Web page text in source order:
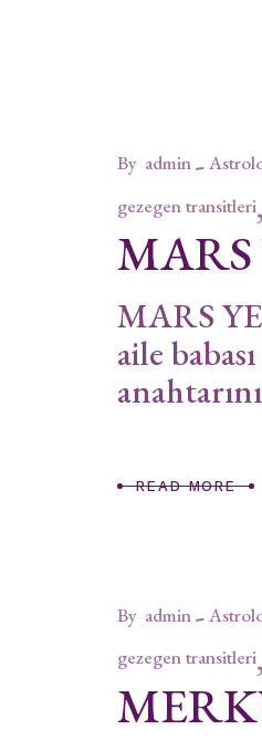
By admin
gezegen transitleri
MARS
aile
READ MORE
By admin
gezegen transitleri